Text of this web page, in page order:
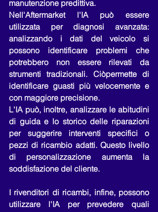
manutenzione predittiva.
Nell'Aftermarket l'IA può essere
utilizzata per diagnosi avanzata:
analizzando i dati del veicolo si
possono identificare problemi che
potrebbero non essere rilevati da
strumenti tradizionali. Ciòpermette di
identificare guasti più velocemente e
con maggiore precisione.
L'IA può, inoltre, analizzare le abitudini
di guida e lo storico delle riparazioni
per suggerire interventi specifici o
pezzi di ricambio adatti. Questo livello
di personalizzazione aumenta la
soddisfazione del cliente.
I rivenditori di ricambi, infine, possono
utilizzare l'IA per prevedere quali